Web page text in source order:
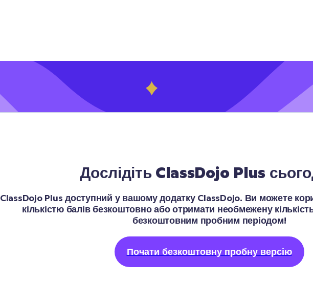
Дослідіть ClassDojo Plus
ClassDojo Plus доступний у вашому додатку ClassDojo. Ви можете
кількістю балів безкоштовно або отримати необмежену
безкоштовним пробним періодом!
Почати безкоштовну пробну версію